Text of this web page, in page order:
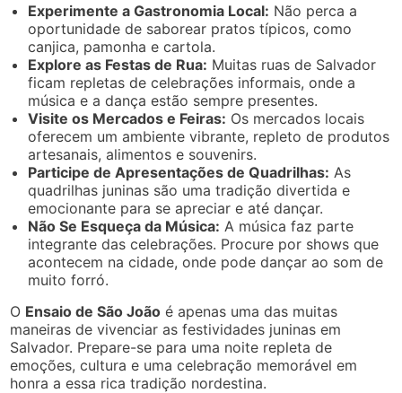
Experimente a Gastronomia Local: Não perca a
oportunidade de saborear pratos típicos, como
canjica, pamonha e cartola.
Explore as Festas de Rua: Muitas ruas de Salvador
ficam repletas de celebrações informais, onde a
música e a dança estão sempre presentes.
Visite os Mercados e Feiras: Os mercados locais
oferecem um ambiente vibrante, repleto de produtos
artesanais, alimentos e souvenirs.
Participe de Apresentações de Quadrilhas: As
quadrilhas juninas são uma tradição divertida e
emocionante para se apreciar e até dançar.
Não Se Esqueça da Música: A música faz parte
integrante das celebrações. Procure por shows que
acontecem na cidade, onde pode dançar ao som de
muito forró.
O Ensaio de São João é apenas uma das muitas
maneiras de vivenciar as festividades juninas em
Salvador. Prepare-se para uma noite repleta de
emoções, cultura e uma celebração memorável em
honra a essa rica tradição nordestina.